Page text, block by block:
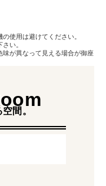
使用は避けてください。
い。
が異なって見える場合が御座
間。